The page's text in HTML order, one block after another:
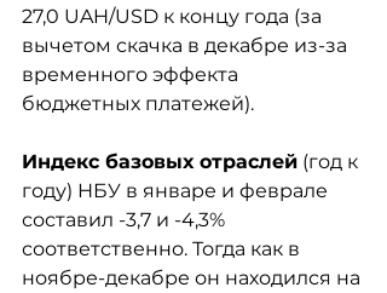
27,0 UAH/USD к концу года (за
вычетом скачка в декабре из-за
временного эффекта
бюджетных платежей).
Индекс базовых отраслей (год к
году) НБУ в январе и феврале
составил -3,7 и -4,3%
соответственно. Тогда как в
ноябре-декабре он находился на